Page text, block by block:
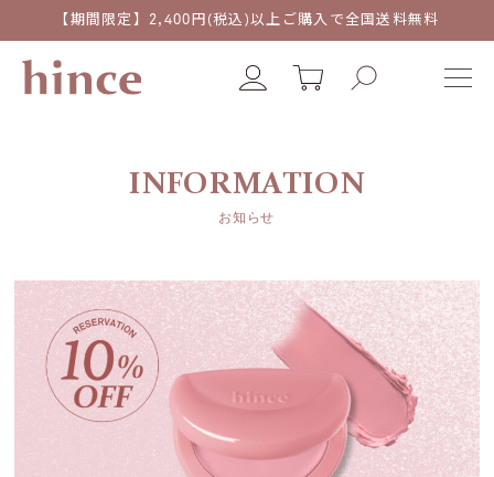
【期間限定】2,400円(税込)以上ご購入で全国送料無料
INFORMATION
お知らせ